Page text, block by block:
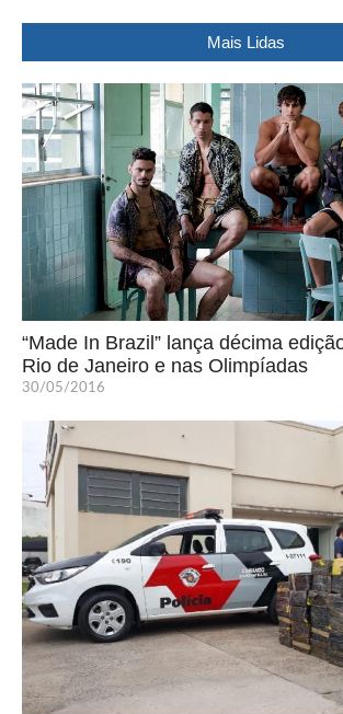
Mais Lidas
“Made In Brazil” lança décima
Rio de Janeiro e nas Olimpíadas
30/05/2016